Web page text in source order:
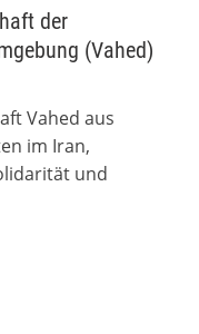
der
(Vahed)
Vahed aus
im Iran,
und